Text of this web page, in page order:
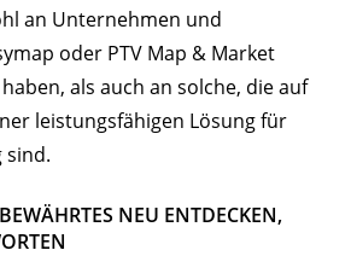
an Unternehmen und
oder PTV Map & Market
als auch an solche, die auf
leistungsfähigen Lösung für
sind.
NEU ENTDECKEN,